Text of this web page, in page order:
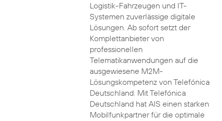
Logistik-Fahrzeugen und IT-
Systemen zuverlässige digitale
Lösungen. Ab sofort setzt der
Komplettanbieter von
professionellen
Telematikanwendungen auf die
ausgewiesene M2M-
Lösungskompetenz von Telefónica
Deutschland. Mit Telefónica
Deutschland hat AIS einen starken
Mobilfunkpartner für die optimale